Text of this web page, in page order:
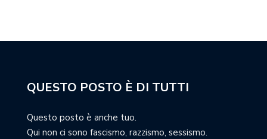
QUESTO POSTO È DI TUTTI
Questo posto è anche tuo.
Qui non ci sono fascismo, razzismo, sessismo.